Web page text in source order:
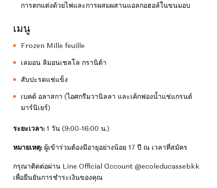
การตกแต่งด้วยไฟและการผสมผสานแอลกอฮอล์ในขนมอบ
เมนู
Frozen Mille feuille
เลมอน ลิมอนเชลโล กรานิต้า
สับปะรดแช่แข็ง
เบคด์ อลาสกา (ไอศกรีมวานิลลา และเค้กฟองน้ำแช่แกรนด์
มาร์นิเยร์)
ระยะเวลา: 1 วัน (9:00-16:00 น.)
หมายเหตุ: ผู้เข้าร่วมต้องมีอายุอย่างน้อย 17 ปี ณ เวลาที่สมัคร
กรุณาติดต่อผ่าน Line Official Account @ecoleducassebkk
เพื่อยืนยันการชำระเงินของคุณ